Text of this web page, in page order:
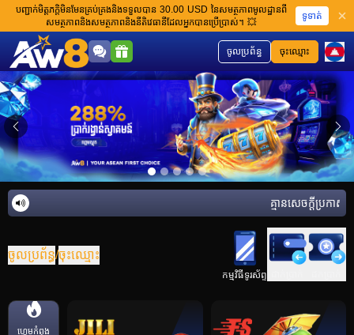
បញ្ជាក់មិត្តភក្តិមិនមែនគ្រប់គ្រងនិងទទួលបាន 30.00 USD នៃសមត្ថភាពមូលដ្ឋានពី
សមត្ថភាពនិងសមត្ថភាពនិងនីតិវេធានីដែលអ្នកបានប្រើប្រាស់។ 💥
ទូទាត់
ចុះឈ្មោះ
ចូលប្រព័ន្ធ
គ្មានសេចក្តីប្រកាស
ចូលប្រព័ន្ធ/ចុះឈ្មោះ
កម្មវិធីទូរស័ព្ទ
ហ្គេមកំពុង